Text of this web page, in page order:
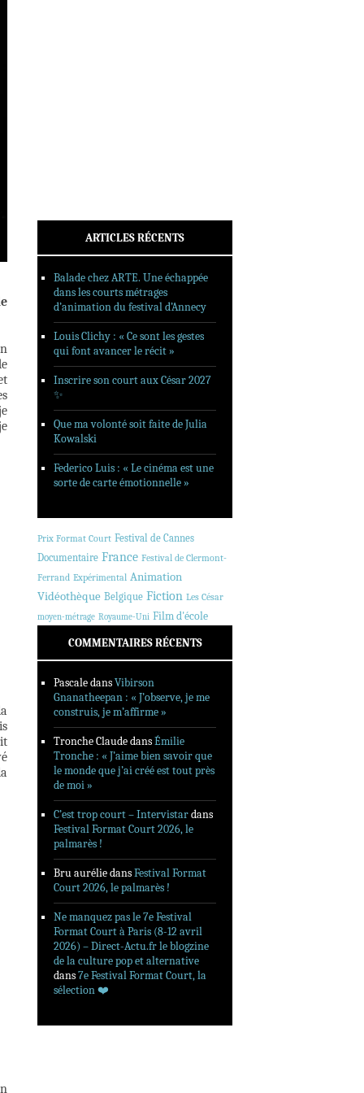
ARTICLES RÉCENTS
Balade chez ARTE. Une échappée
dans les courts métrages
d’animation du festival d’Annecy
Louis Clichy : « Ce sont les gestes
qui font avancer le récit »
Inscrire son court aux César 2027
✨
Que ma volonté soit faite de Julia
Kowalski
Federico Luis : « Le cinéma est une
sorte de carte émotionnelle »
Prix Format Court Festival de Cannes
Documentaire France Festival de Clermont-
Ferrand Expérimental Animation
Vidéothèque Belgique Fiction Les César
moyen-métrage Royaume-Uni Film d'école
COMMENTAIRES RÉCENTS
PascaledansVibirson
Gnanatheepan : « J’observe, je me
construis, je m’affirme »
Tronche ClaudedansÉmilie
Tronche : « J’aime bien savoir que
le monde que j’ai créé est tout près
de moi »
C’est trop court – Intervistardans
Festival Format Court 2026, le
palmarès !
Bru auréliedansFestival Format
Court 2026, le palmarès !
Ne manquez pas le 7e Festival
Format Court à Paris (8-12 avril
2026) – Direct-Actu.fr le blogzine
de la culture pop et alternative
dans7e Festival Format Court, la
sélection ❤️‍